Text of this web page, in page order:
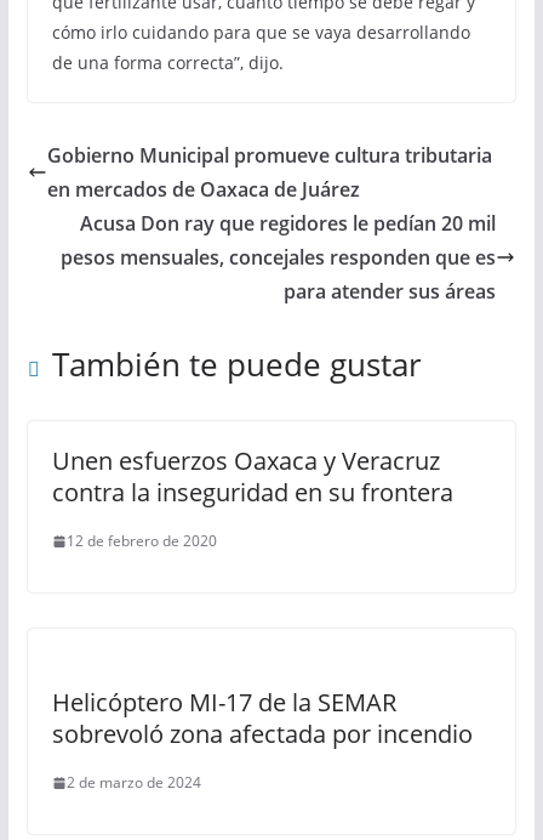
cómo irlo cuidando para que se vaya desarrollando
de una forma correcta”, dijo.
Gobierno Municipal promueve cultura tributaria
en mercados de Oaxaca de Juárez
Acusa Don ray que regidores le pedían 20 mil
pesos mensuales, concejales responden que es
para atender sus áreas
También te puede gustar
Unen esfuerzos Oaxaca y Veracruz
contra la inseguridad en su frontera
12 de febrero de 2020
Helicóptero MI-17 de la SEMAR
sobrevoló zona afectada por incendio
2 de marzo de 2024